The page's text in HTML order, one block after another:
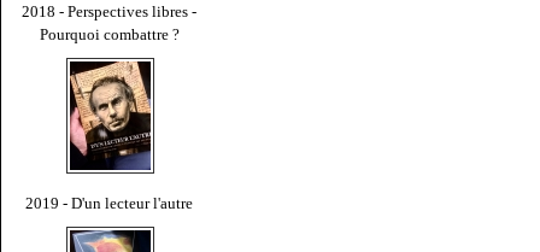
2018 - Perspectives libres -
Pourquoi combattre ?
2019 - D'un lecteur l'autre